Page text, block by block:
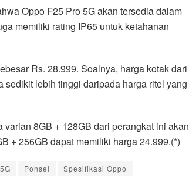
Oppo F25 Pro 5G akan tersedia dalam
memiliki rating IP65 untuk ketahanan
Rs. 28.999. Soalnya, harga kotak dari
lebih tinggi daripada harga ritel yang
8GB + 128GB dari perangkat ini akan
+ 256GB dapat memiliki harga 24.999.(*)
Ponsel Spesifikasi Oppo